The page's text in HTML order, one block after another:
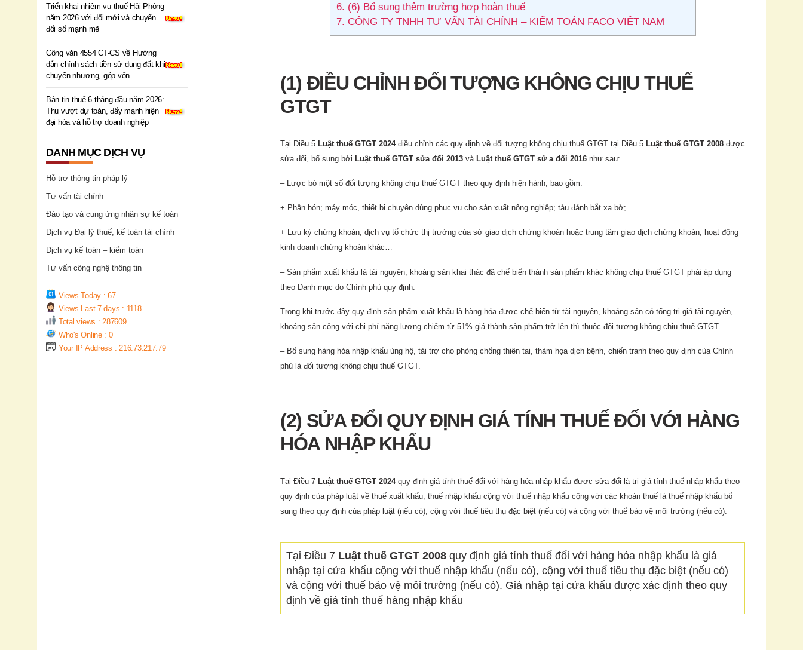
6. (6) Bổ sung thêm trường hợp hoàn thuế
7. CÔNG TY TNHH TƯ VẤN TÀI CHÍNH – KIỂM TOÁN FACO VIỆT NAM
(1) ĐIỀU CHỈNH ĐỐI TƯỢNG KHÔNG CHỊU THUẾ
GTGT
Tại Điều 5 Luật thuế GTGT 2024điều chỉnh các quy định về đối tượng không chịu thuế GTGT tại Điều 5 Luật thuế GTGT 2008 được
sửa đổi, bổ sung bởi Luật thuế GTGT sửa đổi 2013 và Luật thuế GTGT sử a đổi 2016 như sau:
– Lược bỏ một số đối tượng không chịu thuế GTGT theo quy định hiện hành, bao gồm:
+ Phân bón; máy móc, thiết bị chuyên dùng phục vụ cho sản xuất nông nghiệp; tàu đánh bắt xa bờ;
+ Lưu ký chứng khoán; dịch vụ tổ chức thị trường của sở giao dịch chứng khoán hoặc trung tâm giao dịch chứng khoán; hoạt động
kinh doanh chứng khoán khác…
– Sản phẩm xuất khẩu là tài nguyên, khoáng sản khai thác đã chế biến thành sản phẩm khác không chịu thuế GTGT phải áp dụng
theo Danh mục do Chính phủ quy định.
Trong khi trước đây quy định sản phẩm xuất khẩu là hàng hóa được chế biến từ tài nguyên, khoáng sản có tổng trị giá tài nguyên,
khoáng sản cộng với chi phí năng lượng chiếm từ 51% giá thành sản phẩm trở lên thì thuộc đối tượng không chịu thuế GTGT.
– Bổ sung hàng hóa nhập khẩu ủng hộ, tài trợ cho phòng chống thiên tai, thảm họa dịch bệnh, chiến tranh theo quy định của Chính
phủ là đối tượng không chịu thuế GTGT.
(2) SỬA ĐỔI QUY ĐỊNH GIÁ TÍNH THUẾ ĐỐI VỚI HÀNG
HÓA NHẬP KHẨU
Tại Điều 7 Luật thuế GTGT 2024quy định giá tính thuế đối với hàng hóa nhập khẩu được sửa đổi là trị giá tính thuế nhập khẩu theo
quy định của pháp luật về thuế xuất khẩu, thuế nhập khẩu cộng với thuế nhập khẩu cộng với các khoản thuế là thuế nhập khẩu bổ
sung theo quy định của pháp luật (nếu có), cộng với thuế tiêu thụ đặc biệt (nếu có) và cộng với thuế bảo vệ môi trường (nếu có).
Tại Điều 7 Luật thuế GTGT 2008 quy định giá tính thuế đối với hàng hóa nhập khẩu là giá
nhập tại cửa khẩu cộng với thuế nhập khẩu (nếu có), cộng với thuế tiêu thụ đặc biệt (nếu có)
và cộng với thuế bảo vệ môi trường (nếu có). Giá nhập tại cửa khẩu được xác định theo quy
định về giá tính thuế hàng nhập khẩu
Triển khai nhiệm vụ thuế Hải Phòng
năm 2026 với đổi mới và chuyển
đổi số mạnh mẽ
Công văn 4554 CT-CS về Hướng
dẫn chính sách tiền sử dụng đất khi
chuyển nhượng, góp vốn
Bản tin thuế 6 tháng đầu năm 2026:
Thu vượt dự toán, đẩy mạnh hiện
đại hóa và hỗ trợ doanh nghiệp
DANH MỤC DỊCH VỤ
Hỗ trợ thông tin pháp lý
Tư vấn tài chính
Đào tạo và cung ứng nhân sự kế toán
Dịch vụ Đại lý thuế, kế toán tài chính
Dịch vụ kế toán – kiểm toán
Tư vấn công nghệ thông tin
Views Today : 67
Views Last 7 days : 1118
Total views : 287609
Who's Online : 0
Your IP Address : 216.73.217.79